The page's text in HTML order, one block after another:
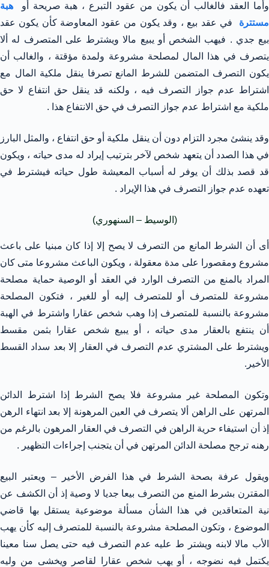
وأما العقد فالغالب أن يكون من عقود التبرع ، هبة صريحة أو هبة
مستترة
في عقد بيع ، وقد يكون من عقود المعاوضة كأن يكون عقد
بيع جدي . فيهب الشخص أو يبيع مالا ويشترط على المتصرف له ألا
يتصرف في هذا المال لمصلحة مشروعة ولمدة مؤقتة ، والغالب أن
يكون التصرف المتضمن للشرط المانع تصرفا ينقل ملكية المال مع
اشتراط عدم جواز التصرف فيه ، ولكنه قد ينقل حق انتفاع لا حق
ملكية مع اشتراط عدم جواز التصرف في حق الانتفاع هذا .
وقد ينشئ مجرد التزام دون أن ينقل ملكية أو حق انتفاع ، والمثل البارز
في هذا الصدد أن يتعهد شخص لآخر بترتيب إيراد له مدى حياته ، ويكون
قد قصد بذلك أن يوفر له أسباب المعيشة طول حياته فيشترط في
تعهده عدم جواز التصرف في هذا الإيراد .
(الوسيط – السنهوري)
أى أن الشرط المانع من التصرف لا يصح إلا إذا كان مبنيا على باعث
مشروع ومقصورا على مدة معقولة ، ويكون الباعث مشروعا متى كان
المراد بالمنع من التصرف الوارد في العقد أو الوصية حماية مصلحة
مشروعة للمتصرف أو للمتصرف إليه أو للغير ، فتكون المصلحة
مشروعة بالنسبة للمتصرف إذا وهب شخص عقارا واشترط في الهبة
أن ينتفع بالعقار مدى حياته ، أو يبيع شخص عقارا بثمن مقسط
ويشترط على المشتري عدم التصرف في العقار إلا بعد سداد القسط
الأخير.
وتكون المصلحة غير مشروعة فلا يصح الشرط إذا اشترط الدائن
المرتهن على الراهن ألا يتصرف في العين المرهونة إلا بعد انتهاء الرهن
إذ أن استيفاء حرية الراهن في التصرف في العقار المرهون بالرغم من
رهنه ترجح مصلحة الدائن المرتهن في أن يتجنب إجراءات التظهير .
ويقول عرفة بصحة الشرط في هذا الفرض الأخير – ويعتبر البيع
المقترن بشرط المنع من التصرف بيعا جديا لا وصية إذ أن الكشف عن
نية المتعاقدين في هذا الشأن مسألة موضوعية يستقل بها قاضي
الموضوع ، وتكون المصلحة مشروعة بالنسبة للمتصرف إليه كأن يهب
الأب مالا لابنه ويشتر ط عليه عدم التصرف فيه حتى يصل سنا معينا
يكتمل فيه نضوجه ، أو يهب شخص عقارا لقاصر ويخشى من وليه